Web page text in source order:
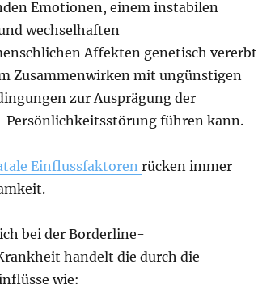
Emotionen, einem instabilen
wechselhaften
Affekten genetisch vererbt
Zusammenwirken mit ungünstigen
zur Ausprägung der
führen kann.
Einflussfaktoren rücken immer
bei der Borderline-
handelt die durch die
wie: